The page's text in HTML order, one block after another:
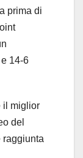
prima di
14-6
il miglior
del
raggiunta